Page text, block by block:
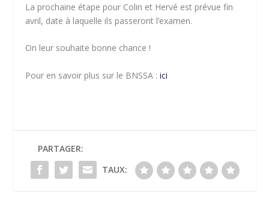
La prochaine étape pour Colin et Hervé est prévue fin
avril, date à laquelle ils passeront l’examen.
On leur souhaite bonne chance !
Pour en savoir plus sur le BNSSA :ici
PARTAGER:
TAUX: